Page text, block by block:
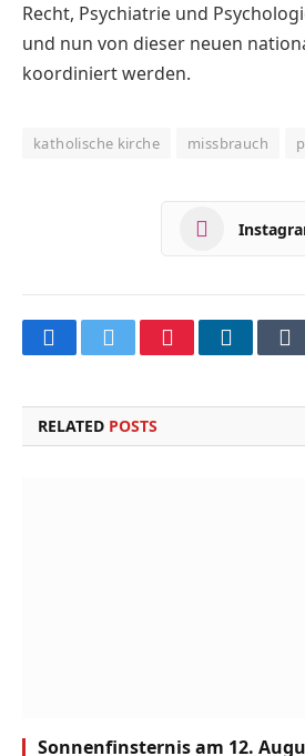
Recht, Psychiatrie und
und nun von dieser neuen
koordiniert werden.
katholische kirche missbrauch
FacebookTwitterPinterestLinkedIn
RELATED POSTS
Sonnenfinsternis am 12.